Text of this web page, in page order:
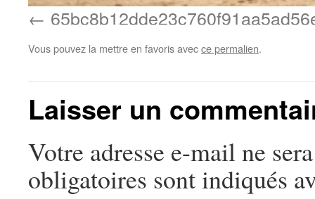
Vous pouvez la mettre en favoris avecce permalien.
Laisser un
Votre adresse e-mail ne
obligatoires sont indiqués